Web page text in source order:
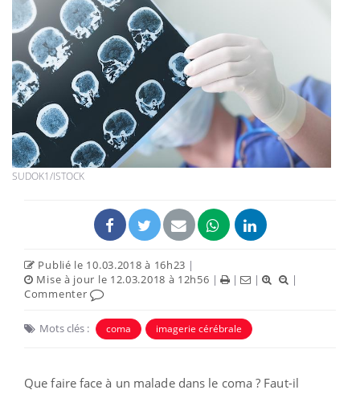
SUDOK1/ISTOCK
Publié le 10.03.2018 à 16h23 |
Mise à jour le 12.03.2018 à 12h56 | | |
|
Commenter
Mots clés : coma imagerie cérébrale
Que faire face à un malade dans le coma ? Faut-il